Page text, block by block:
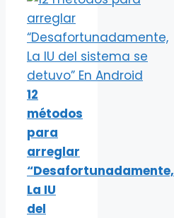
12
métodos
para
arreglar
“Desafortunadamente,
La IU
del